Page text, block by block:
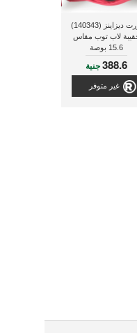
بورت ديزاينز (140343)
لاب توب مقاس
15.6 بوصة
388.6جنية
غير متوفر